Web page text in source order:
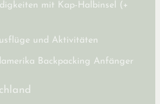
mit Kap-Halbinsel (+
und Aktivitäten
Backpacking Anfänger